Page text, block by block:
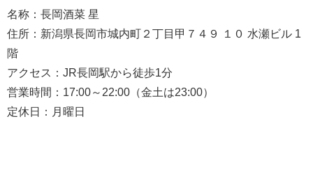
名称：長岡酒菜 星
住所：新潟県長岡市城内町２丁目甲７４９ １０ 水瀬ビル 1
階
アクセス：JR長岡駅から徒歩1分
営業時間：17:00～22:00（金土は23:00）
定休日：月曜日